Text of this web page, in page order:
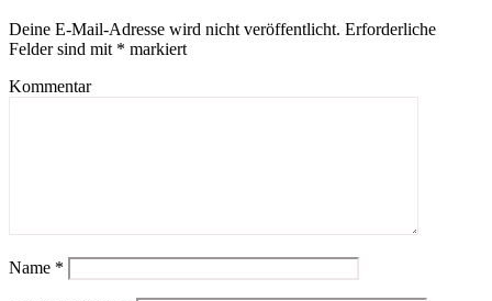
Deine E-Mail-Adresse wird nicht veröffentlicht. Erforderliche
Felder sind mit * markiert
Kommentar
Name *